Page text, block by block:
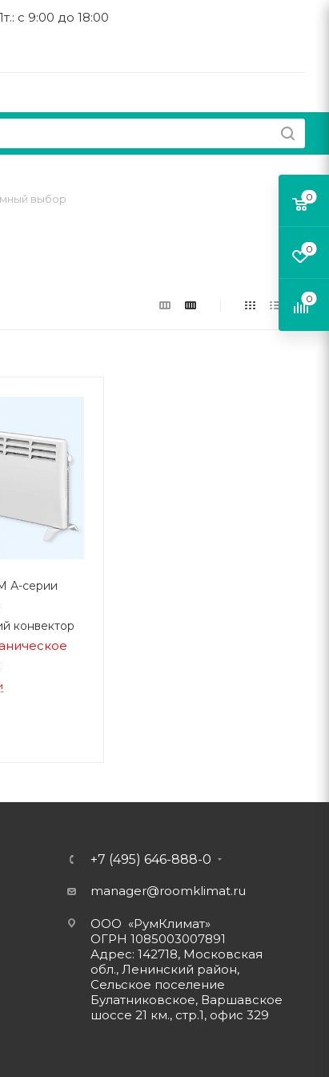
с 9:00 до 18:00
выбор
А-серии
конвектор
+7 (495) 646-888-0
manager@roomklimat.ru
ООО «РумКлимат»
ОГРН 1085003007891
Адрес: 142718, Московская
обл., Ленинский район,
Сельское поселение
Булатниковское, Варшавское
шоссе 21 км., стр.1, офис 329
0
0
0